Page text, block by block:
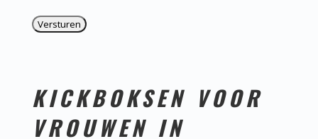
KICKBOKSEN VOOR
VROUWEN IN